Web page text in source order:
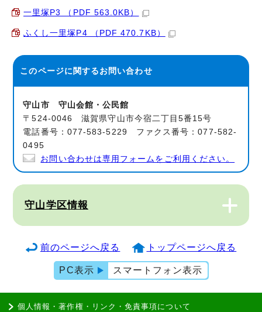
一里塚P3 （PDF 563.0KB）
ふくし一里塚P4 （PDF 470.7KB）
このページに関するお問い合わせ
守山市 守山会館・公民館
〒524-0046 滋賀県守山市今宿二丁目5番15号
電話番号：077-583-5229 ファクス番号：077-582-
0495
お問い合わせは専用フォームをご利用ください。
守山学区情報
前のページへ戻る トップページへ戻る
PC表示 スマートフォン表示
個人情報・著作権・リンク・免責事項について